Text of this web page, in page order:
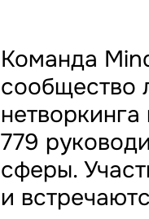
Команда
cообщество
779
сферы.
и